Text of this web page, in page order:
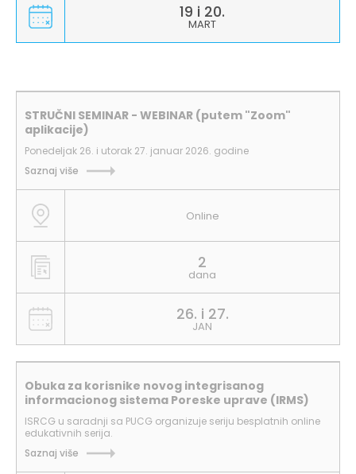
19 i 20.
MART
STRUČNI SEMINAR - WEBINAR (putem "Zoom"
aplikacije)
Ponedeljak 26. i utorak 27. januar 2026. godine
Saznaj više
Online
2
dana
26. i 27.
JAN
Obuka za korisnike novog integrisanog
informacionog sistema Poreske uprave (IRMS)
ISRCG u saradnji sa PUCG organizuje seriju besplatnih online
edukativnih serija.
Saznaj više